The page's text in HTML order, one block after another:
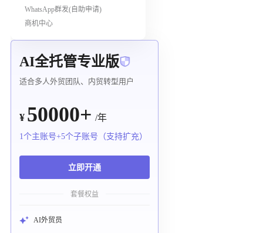
WhatsApp群发(自助申请)
商机中心
AI全托管专业版
适合多人外贸团队、内贸转型用户
¥ 50000+ /年
1个主账号+5个子账号（支持扩充）
立即开通
套餐权益
AI外贸员